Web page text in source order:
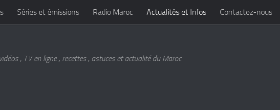
Séries et émissions Radio Maroc Actualités et Infos Contactez-nous
, TV en ligne , recettes , astuces et actualité du Maroc